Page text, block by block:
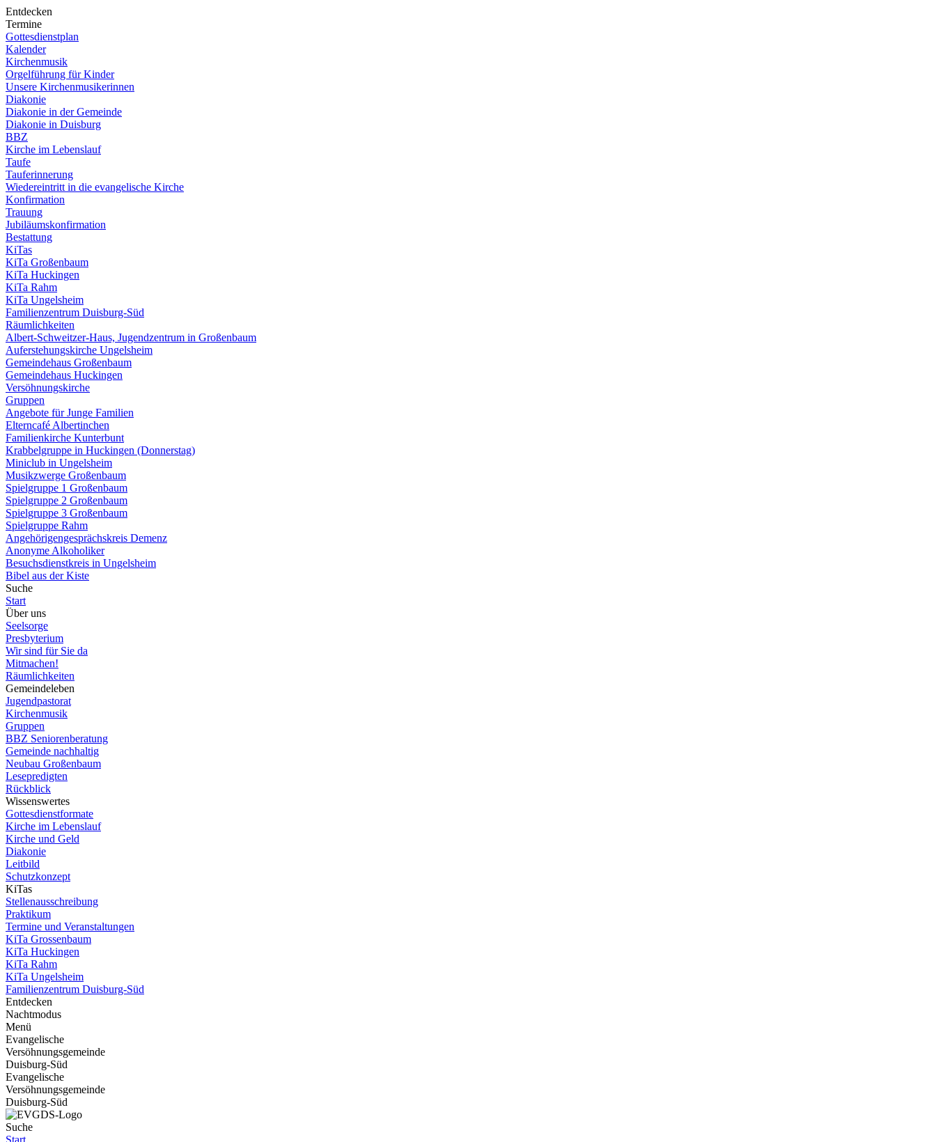
Entdecken
Termine
Gottesdienstplan
Kalender
Kirchenmusik
Orgelführung für Kinder
Unsere Kirchenmusikerinnen
Diakonie
Diakonie in der Gemeinde
Diakonie in Duisburg
BBZ
Kirche im Lebenslauf
Taufe
Tauferinnerung
Wiedereintritt in die evangelische Kirche
Konfirmation
Trauung
Jubiläumskonfirmation
Bestattung
KiTas
KiTa Großenbaum
KiTa Huckingen
KiTa Rahm
KiTa Ungelsheim
Familienzentrum Duisburg-Süd
Räumlichkeiten
Albert-Schweitzer-Haus, Jugendzentrum in Großenbaum
Auferstehungskirche Ungelsheim
Gemeindehaus Großenbaum
Gemeindehaus Huckingen
Versöhnungskirche
Gruppen
Angebote für Junge Familien
Elterncafé Albertinchen
Familienkirche Kunterbunt
Krabbelgruppe in Huckingen (Donnerstag)
Miniclub in Ungelsheim
Musikzwerge Großenbaum
Spielgruppe 1 Großenbaum
Spielgruppe 2 Großenbaum
Spielgruppe 3 Großenbaum
Spielgruppe Rahm
Angehörigengesprächskreis Demenz
Anonyme Alkoholiker
Besuchsdienstkreis in Ungelsheim
Bibel aus der Kiste
Suche
Start
Über uns
Seelsorge
Presbyterium
Wir sind für Sie da
Mitmachen!
Räumlichkeiten
Gemeindeleben
Jugendpastorat
Kirchenmusik
Gruppen
BBZ Seniorenberatung
Gemeinde nachhaltig
Neubau Großenbaum
Lesepredigten
Rückblick
Wissenswertes
Gottesdienstformate
Kirche im Lebenslauf
Kirche und Geld
Diakonie
Leitbild
Schutzkonzept
KiTas
Stellenausschreibung
Praktikum
Termine und Veranstaltungen
KiTa Grossenbaum
KiTa Huckingen
KiTa Rahm
KiTa Ungelsheim
Familienzentrum Duisburg-Süd
Entdecken
Nachtmodus
Menü
Evangelische
Versöhnungsgemeinde
Duisburg-Süd
Evangelische
Versöhnungsgemeinde
Duisburg-Süd
Suche
Start